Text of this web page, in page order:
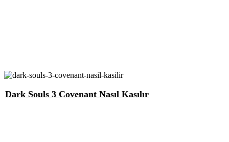
Dark Souls 3 Covenant Nasıl Kasılır